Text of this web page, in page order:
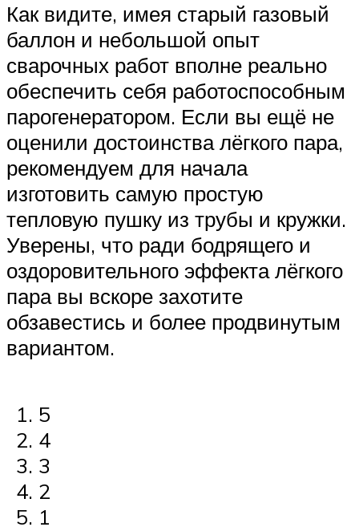
Как видите, имея старый газовый
баллон и небольшой опыт
сварочных работ вполне реально
обеспечить себя работоспособным
парогенератором. Если вы ещё не
оценили достоинства лёгкого пара,
рекомендуем для начала
изготовить самую простую
тепловую пушку из трубы и кружки.
Уверены, что ради бодрящего и
оздоровительного эффекта лёгкого
пара вы вскоре захотите
обзавестись и более продвинутым
вариантом.
5
4
3
2
1